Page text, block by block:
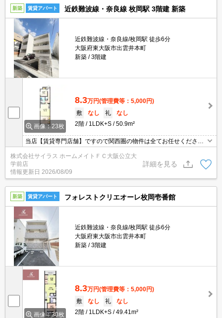
新築 賃貸アパート 近鉄難波線・奈良線 枚岡駅 3階建 新築
近鉄難波線・奈良線/枚岡駅 徒歩6分
大阪府東大阪市出雲井本町
新築
3階建
画像：23枚
8.3万円(管理費等：5,000円)
敷
なし 礼
なし
2階
1LDK+S 50.9m²
当店【賃貸専門店舗】ですので関西圏の物件は全てお任せくださ
い！どこにある物件でも当店までお気軽にお問い合わせくださいま
せ♪初期費用がご心配な方はクレジット決済が可能ですので安心して
お部屋探し頂けます。
株式会社サイラス ホームメイトＦＣ大阪公立大
学前店
情報更新日 2026/08/09
詳細を見る
新築 賃貸アパート フォレストクリエオーレ枚岡壱番館
近鉄難波線・奈良線/枚岡駅 徒歩6分
大阪府東大阪市出雲井本町
新築
3階建
画像：30枚
8.3万円(管理費等：5,000円)
敷
なし 礼
なし
2階
1LDK+S 49.41m²